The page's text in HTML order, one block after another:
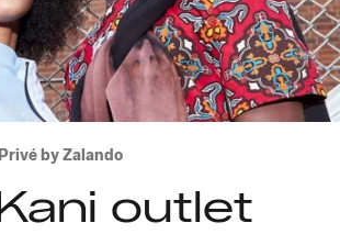
by Zalando
outlet